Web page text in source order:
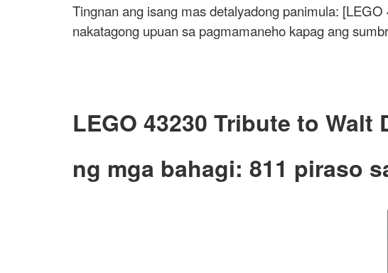
Tingnan ang isang mas detalyadong panimula:
nakatagong upuan sa pagmamaneho kapag ang
LEGO 43230 Tribute to
ng mga bahagi: 811 piraso